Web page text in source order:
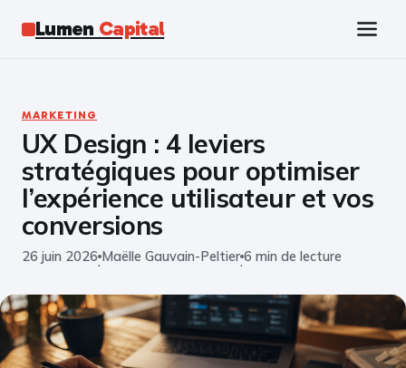
Lumen Capital
Business
Finance
Marketing
Emploi
MARKETING
UX Design : 4 leviers
stratégiques pour optimiser
l’expérience utilisateur et vos
conversions
26 juin 2026
·
Maëlle Gauvain-Peltier
·
6 min de lecture